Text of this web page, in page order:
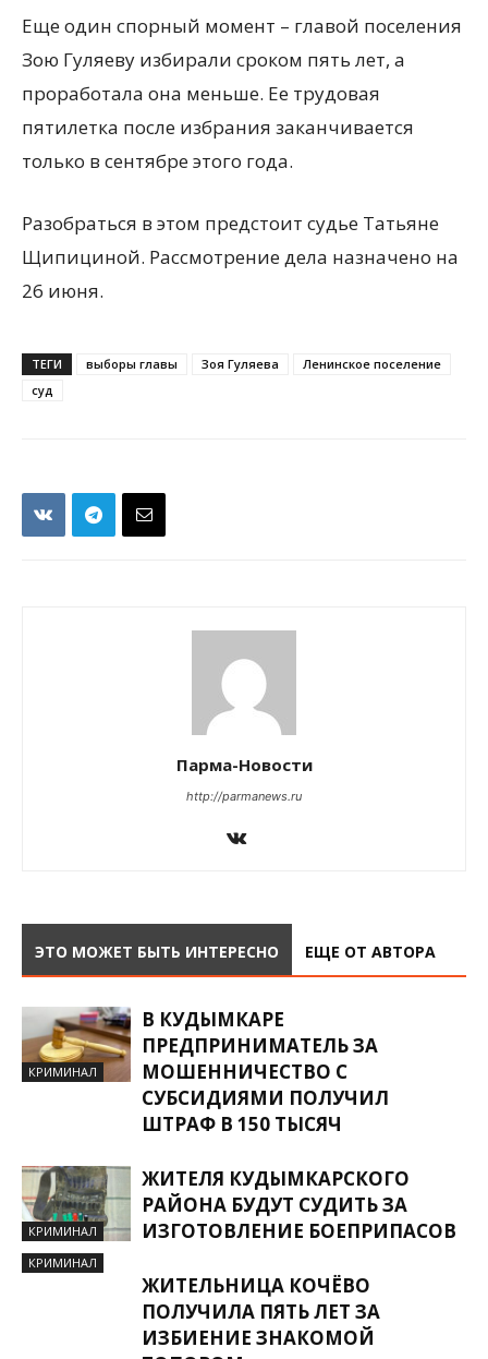
Еще один спорный момент – главой поселения
Зою Гуляеву избирали сроком пять лет, а
проработала она меньше. Ее трудовая
пятилетка после избрания заканчивается
только в сентябре этого года.
Разобраться в этом предстоит судье Татьяне
Щипициной. Рассмотрение дела назначено на
26 июня.
ТЕГИ выборы главы Зоя Гуляева
Ленинское поселение
суд
Парма-Новости
http://parmanews.ru
ЭТО МОЖЕТ БЫТЬ ИНТЕРЕСНО ЕЩЕ ОТ АВТОРА
КРИМИНАЛ
В КУДЫМКАРЕ
ПРЕДПРИНИМАТЕЛЬ ЗА
МОШЕННИЧЕСТВО С
СУБСИДИЯМИ ПОЛУЧИЛ
ШТРАФ В 150 ТЫСЯЧ
КРИМИНАЛ
ЖИТЕЛЯ КУДЫМКАРСКОГО
РАЙОНА БУДУТ СУДИТЬ ЗА
ИЗГОТОВЛЕНИЕ БОЕПРИПАСОВ
КРИМИНАЛ
ЖИТЕЛЬНИЦА КОЧЁВО
ПОЛУЧИЛА ПЯТЬ ЛЕТ ЗА
ИЗБИЕНИЕ ЗНАКОМОЙ